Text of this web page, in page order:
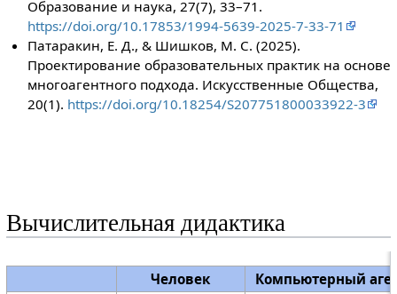
Образование и наука, 27(7), 33–71.
https://doi.org/10.17853/1994-5639-2025-7-33-71
Патаракин, Е. Д., & Шишков, М. С. (2025).
Проектирование образовательных практик на основе
многоагентного подхода. Искусственные Общества,
20(1). https://doi.org/10.18254/S207751800033922-3
Вычислительная дидактика
Человек Компьютерный